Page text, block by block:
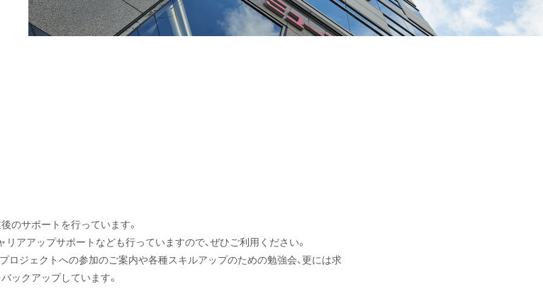
のサポートを行っています。
アアップサポートなども行っていますので、ぜひご利用ください。
ロジェクトへの参加のご案内や各種スキルアップのための勉強会、更には求
ックアップしています。